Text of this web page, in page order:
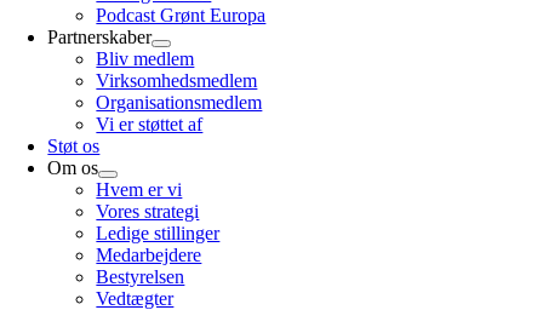
Podcast Grønt Europa
Partnerskaber
Bliv medlem
Virksomhedsmedlem
Organisationsmedlem
Vi er støttet af
Støt os
Om os
Hvem er vi
Vores strategi
Ledige stillinger
Medarbejdere
Bestyrelsen
Vedtægter